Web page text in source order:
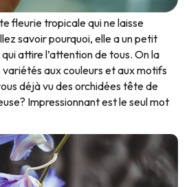
fleurie tropicale qui ne laisse
savoir pourquoi, elle a un petit
attire l’attention de tous. On la
aux couleurs et aux motifs
déjà vu des orchidées tête de
Impressionnant est le seul mot